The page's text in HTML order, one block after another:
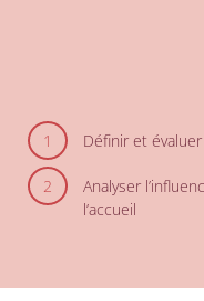
Définir et
Analyser
l’accueil